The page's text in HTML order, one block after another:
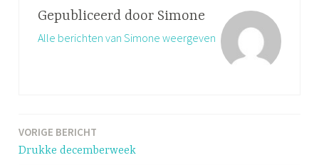
Gepubliceerd door Simone
Alle berichten van Simone weergeven
Bericht
VORIGE BERICHT
Drukke decemberweek